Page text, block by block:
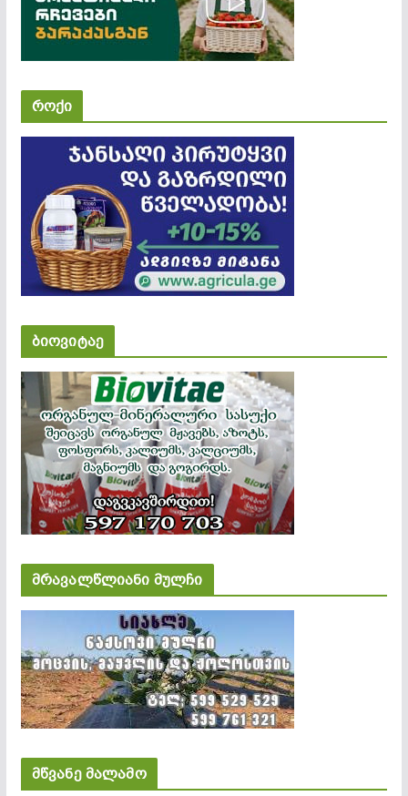
როქი
ბიოვიტაე
მრავალწლიანი მულჩი
მწვანე მალამო